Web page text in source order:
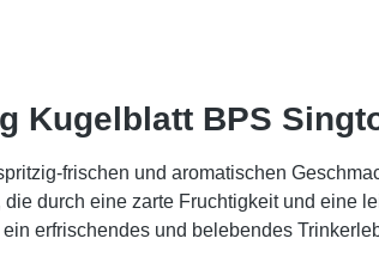
Kugelblatt BPS
frischen und aromatischen
durch eine zarte Fruchtigkeit und eine
erfrischendes und belebendes